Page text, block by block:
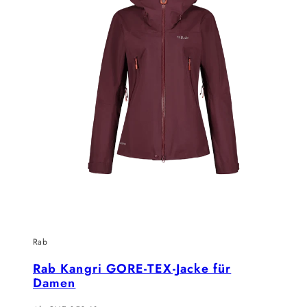
Rab
Rab Kangri GORE-TEX-Jacke für
Damen